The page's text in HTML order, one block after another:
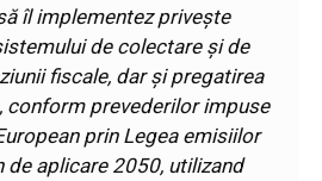
îl implementez privește
de colectare și de
fiscale, dar și pregatirea
conform prevederilor impuse
prin Legea emisiilor
de aplicare 2050, utilizand